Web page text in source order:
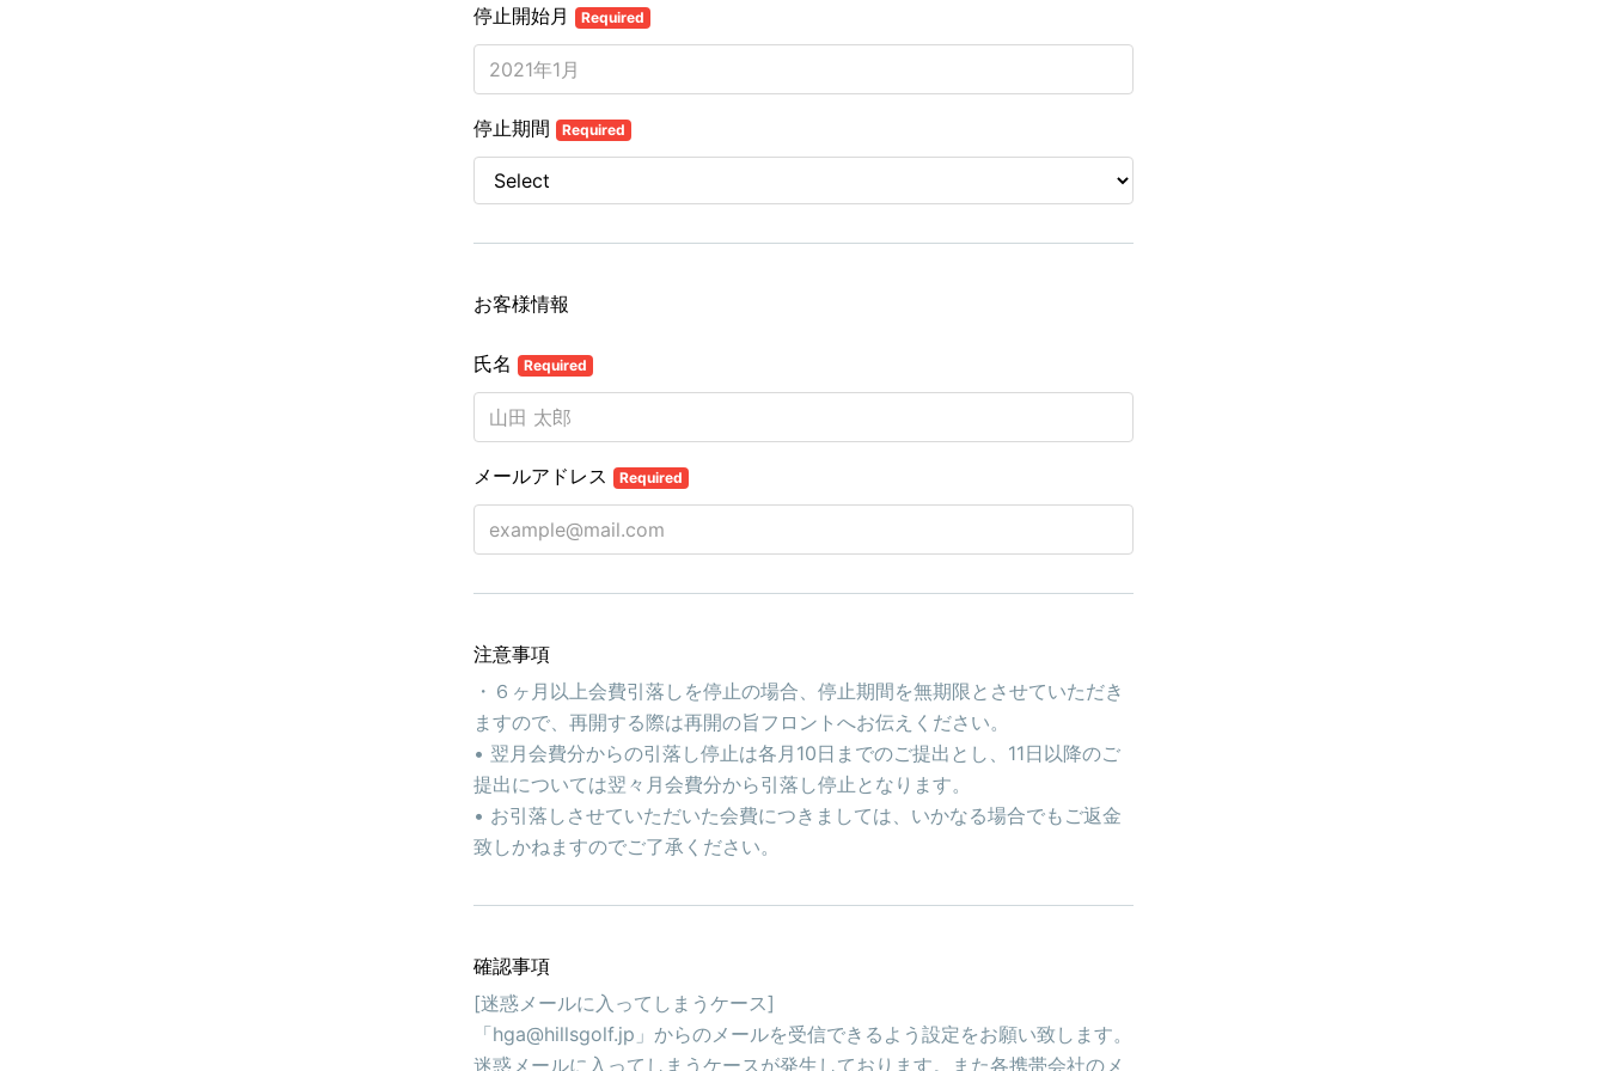
停止開始月 Required
停止期間 Required
お客様情報
氏名 Required
メールアドレス Required
注意事項
・６ヶ月以上会費引落しを停止の場合、停止期間を無期限とさせていただき
ますので、再開する際は再開の旨フロントへお伝えください。
• 翌月会費分からの引落し停止は各月10日までのご提出とし、11日以降のご
提出については翌々月会費分から引落し停止となります。
• お引落しさせていただいた会費につきましては、いかなる場合でもご返金
致しかねますのでご了承ください。
確認事項
[迷惑メールに入ってしまうケース]
「hga@hillsgolf.jp」からのメールを受信できるよう設定をお願い致します。
迷惑メールに入ってしまうケースが発生しております。また各携帯会社のメ